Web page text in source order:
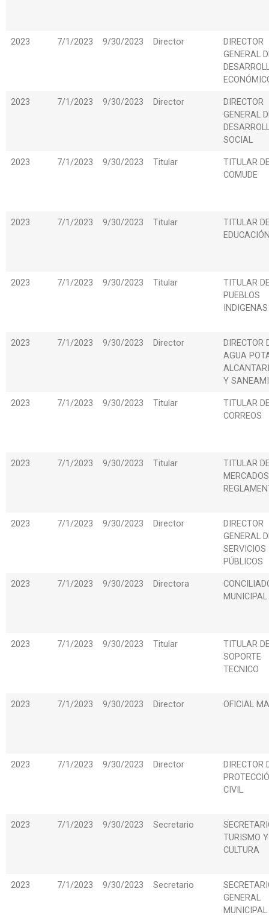
2023 7/1/2023 9/30/2023 Director
DIRECTOR
GENERAL
2023 7/1/2023 9/30/2023 Director
DIRECTOR
GENERAL
SOCIAL
2023 7/1/2023 9/30/2023 Titular
TITULAR
COMUDE
2023 7/1/2023 9/30/2023 Titular
TITULAR
2023 7/1/2023 9/30/2023 Titular
TITULAR
PUEBLOS
INDIGENAS
2023 7/1/2023 9/30/2023 Director
DIRECTOR
AGUA
Y
2023 7/1/2023 9/30/2023 Titular
TITULAR
CORREOS
2023 7/1/2023 9/30/2023 Titular
TITULAR
2023 7/1/2023 9/30/2023 Director
DIRECTOR
GENERAL
SERVICIOS
PÚBLICOS
2023 7/1/2023 9/30/2023 Directora
MUNICIPAL
2023 7/1/2023 9/30/2023 Titular
TITULAR
SOPORTE
TECNICO
2023 7/1/2023 9/30/2023 Director OFICIAL
2023 7/1/2023 9/30/2023 Director
DIRECTOR
CIVIL
2023 7/1/2023 9/30/2023 Secretario
TURISMO Y
CULTURA
2023 7/1/2023 9/30/2023 Secretario
GENERAL
MUNICIPAL